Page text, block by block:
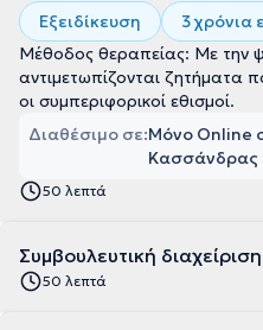
Εξειδίκευση
3 χρόνια
Μέθοδος θεραπείας: Με την
αντιμετωπίζονται ζητήματα
οι συμπεριφορικοί εθισμοί.
Διαθέσιμο σε:Μόνο Online
Κασσάνδρας
50 λεπτά
Συμβουλευτική
50 λεπτά